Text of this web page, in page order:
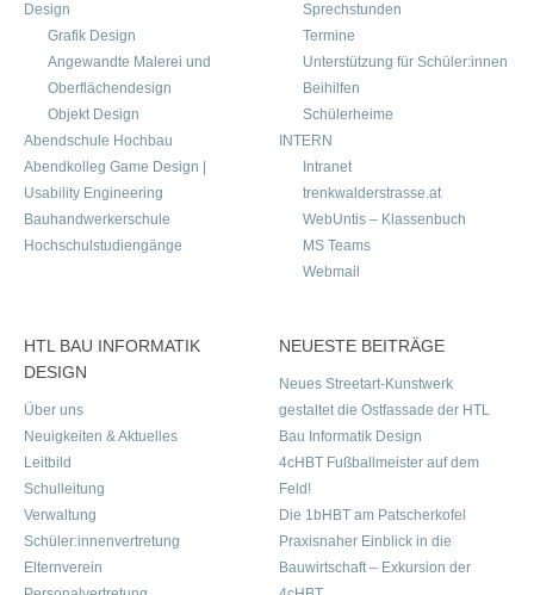
Design
Grafik Design
Angewandte Malerei und
Oberflächendesign
Objekt Design
Abendschule Hochbau
Abendkolleg Game Design |
Usability Engineering
Bauhandwerkerschule
Hochschulstudiengänge
Sprechstunden
Termine
Unterstützung für Schüler:innen
Beihilfen
Schülerheime
INTERN
Intranet
trenkwalderstrasse.at
WebUntis – Klassenbuch
MS Teams
Webmail
HTL BAU INFORMATIK
DESIGN
Über uns
Neuigkeiten & Aktuelles
Leitbild
Schulleitung
Verwaltung
Schüler:innenvertretung
Elternverein
NEUESTE BEITRÄGE
Neues Streetart-Kunstwerk
gestaltet die Ostfassade der HTL
Bau Informatik Design
4cHBT Fußballmeister auf dem
Feld!
Die 1bHBT am Patscherkofel
Praxisnaher Einblick in die
Bauwirtschaft – Exkursion der